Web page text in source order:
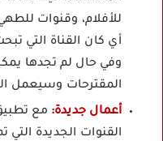
للأفلام، وقنوات
أي كان القناة التي
وفي حال لم تجدها
المقترحات وسيعمل
أعمال جديدة: مع
القنوات الجديدة التي